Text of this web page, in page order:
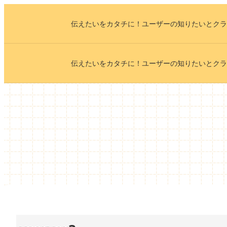
ッ
プ
伝えたいをカタチに！ユーザーの知りたいとク
伝えたいをカタチに！ユーザーの知りたいとク